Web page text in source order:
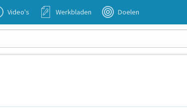
Video's Werkbladen Doelen